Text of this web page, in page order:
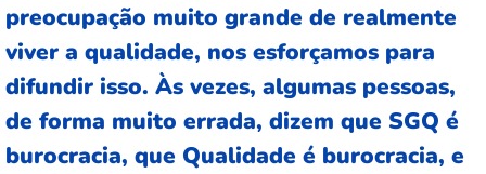
preocupação muito grande de realmente
viver a qualidade, nos esforçamos para
difundir isso. Às vezes, algumas pessoas,
de forma muito errada, dizem que SGQ é
burocracia, que Qualidade é burocracia, e